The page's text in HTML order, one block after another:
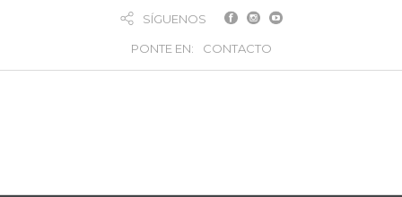
SÍGUENOS
PONTE EN: CONTACTO